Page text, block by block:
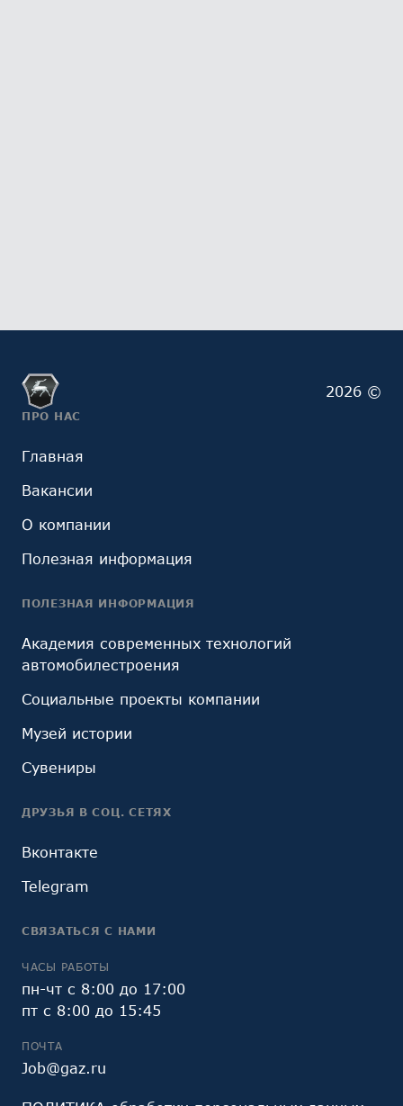
2026 ©
ПРО НАС
Главная
Вакансии
О компании
Полезная информация
ПОЛЕЗНАЯ ИНФОРМАЦИЯ
Академия современных технологий
автомобилестроения
Социальные проекты компании
Музей истории
Сувениры
ДРУЗЬЯ В СОЦ. СЕТЯХ
Вконтакте
Telegram
СВЯЗАТЬСЯ С НАМИ
ЧАСЫ РАБОТЫ
пн-чт с 8:00 до 17:00
пт с 8:00 до 15:45
ПОЧТА
Job@gaz.ru